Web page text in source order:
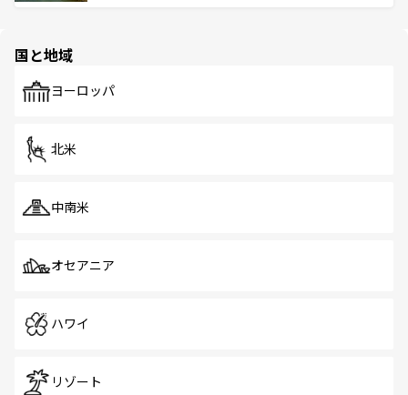
で、ホーカーズは地元の風情を楽しめる外せないスポット
国と地域
ヨーロッパ
北米
中南米
オセアニア
ハワイ
リゾート